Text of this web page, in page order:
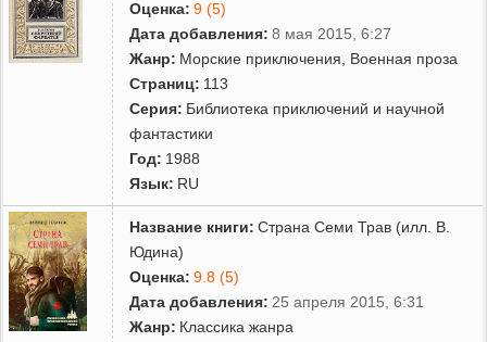
Оценка: 9 (5)
Дата добавления: 8 мая 2015, 6:27
Жанр: Морские приключения
Военная проза
Страниц: 113
Серия: Библиотека приключений и научной
фантастики
Год: 1988
Язык: RU
Название книги: Страна Семи Трав (илл. В.
Юдина)
Оценка: 9.8 (5)
Дата добавления: 25 апреля 2015, 6:31
Жанр: Классика жанра